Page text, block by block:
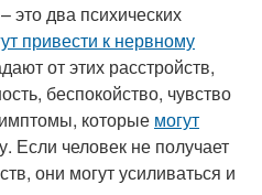
это два психических
привести к нервному
от этих расстройств,
беспокойство, чувство
которые могут
Если человек не получает
они могут усиливаться и